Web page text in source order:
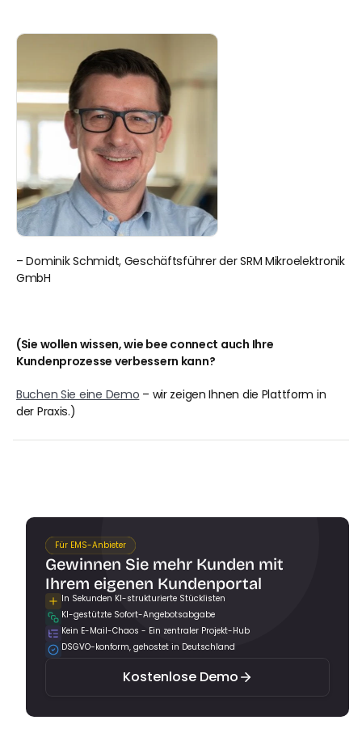
– Dominik Schmidt, Geschäftsführer der SRM Mikroelektronik
GmbH
(Sie wollen wissen, wie bee connect auch Ihre
Kundenprozesse verbessern kann?
Buchen Sie eine Demo – wir zeigen Ihnen die Plattform in
der Praxis.)
Für EMS-Anbieter
Gewinnen Sie mehr Kunden mit
Ihrem eigenen Kundenportal
In Sekunden KI-strukturierte Stücklisten
KI-gestützte Sofort-Angebotsabgabe
Kein E-Mail-Chaos - Ein zentraler Projekt-Hub
DSGVO-konform, gehostet in Deutschland
Kostenlose Demo
Kostenlose Demo